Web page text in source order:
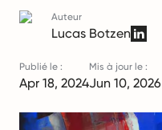
Auteur
Lucas Botzen
Publié le :
Apr 18, 2024
Mis à jour le :
Jun 10, 2026